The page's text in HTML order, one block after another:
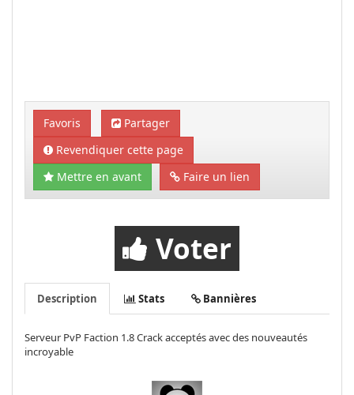
Favoris
Partager
Revendiquer cette page
Mettre en avant
Faire un lien
Voter
Description Stats Bannières
Serveur PvP Faction 1.8 Crack acceptés avec des nouveautés
incroyable